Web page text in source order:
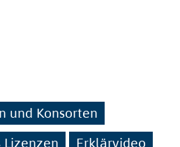
und Konsorten
Lizenzen
Erklärvideo